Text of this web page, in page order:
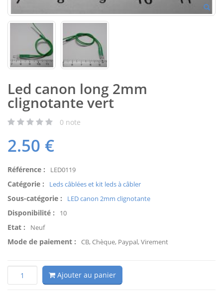
Led canon long 2mm
clignotante vert
0 note
2.50 €
Référence : LED0119
Catégorie : Leds câblées et kit leds à câbler
Sous-catégorie : LED canon 2mm clignotante
Disponibilité : 10
Etat : Neuf
Mode de paiement : CB, Chèque, Paypal, Virement
Ajouter au panier